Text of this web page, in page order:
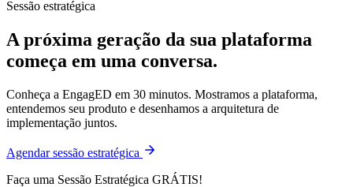
Sessão estratégica
A próxima geração da sua plataforma
começa em uma conversa.
Conheça a EngagED em 30 minutos. Mostramos a plataforma,
entendemos seu produto e desenhamos a arquitetura de
implementação juntos.
Agendar sessão estratégica
Faça uma Sessão Estratégica GRÁTIS!